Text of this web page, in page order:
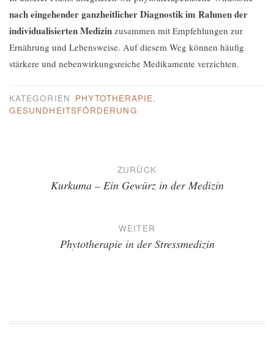
nach eingehender ganzheitlicher Diagnostik im Rahmen der
individualisierten Medizin zusammen mit Empfehlungen zur
Ernährung und Lebensweise. Auf diesem Weg können häufig
stärkere und nebenwirkungsreiche Medikamente verzichten.
KATEGORIEN PHYTOTHERAPIE,
GESUNDHEITSFÖRDERUNG
Beitragsnavigation
ZURÜCK
Kurkuma – Ein Gewürz in der Medizin
WEITER
Phytotherapie in der Stressmedizin